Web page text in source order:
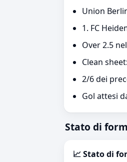
Union
1. FC
Over 2.5
Clean
2/6 dei
Gol attesi
Stato di
📈 Stato di